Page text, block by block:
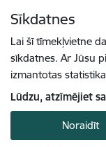
Sīkdatnes
Lai šī tīmekļvietne
sīkdatnes. Ar Jūsu
izmantotas
Lūdzu, atzīmējiet
Noraidīt